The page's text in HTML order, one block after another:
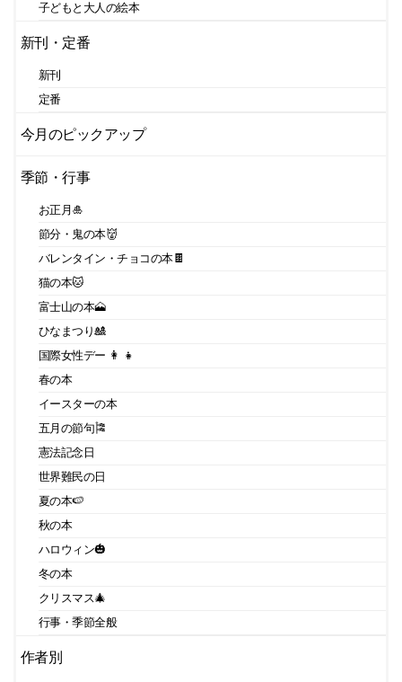
子どもと大人の絵本
新刊・定番
新刊
定番
今月のピックアップ
季節・行事
お正月🎍
節分・鬼の本👹
バレンタイン・チョコの本🍫
猫の本🐱
富士山の本🗻
ひなまつり🎎
国際女性デー 👩 👧
春の本
イースターの本
五月の節句🎏
憲法記念日
世界難民の日
夏の本🍉
秋の本
ハロウィン🎃
冬の本
クリスマス🎄
行事・季節全般
作者別